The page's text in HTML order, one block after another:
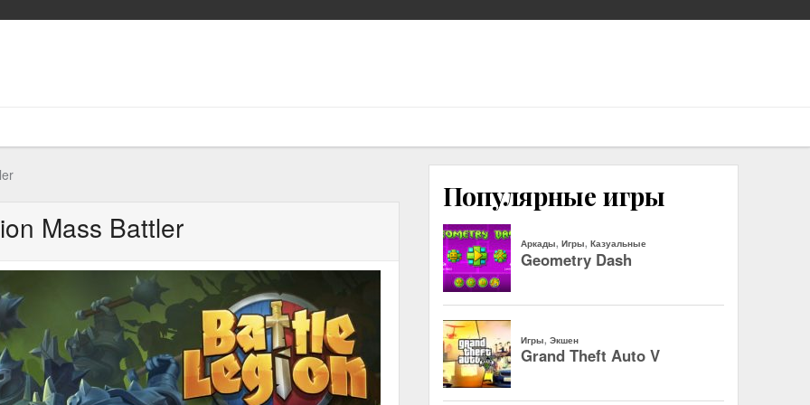
Mass Battler
Популярные игры